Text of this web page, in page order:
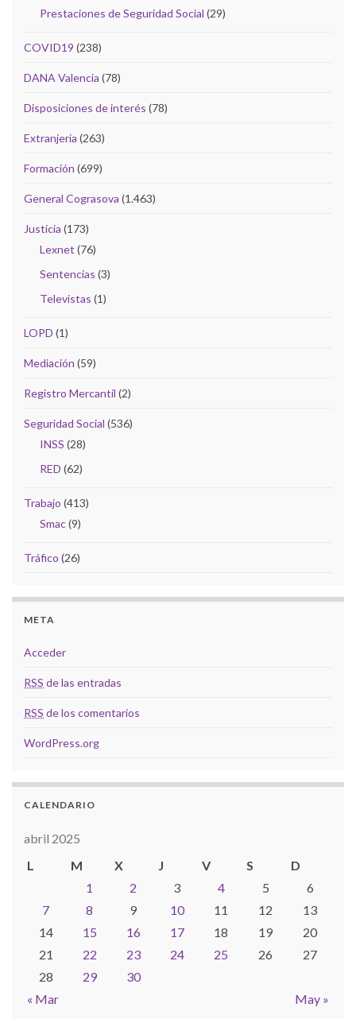
Prestaciones de Seguridad Social (29)
COVID19 (238)
DANA Valencia (78)
Disposiciones de interés (78)
Extranjería (263)
Formación (699)
General Cograsova (1.463)
Justicia (173)
Lexnet (76)
Sentencias (3)
Televistas (1)
LOPD (1)
Mediación (59)
Registro Mercantil (2)
Seguridad Social (536)
INSS (28)
RED (62)
Trabajo (413)
Smac(9)
Tráfico (26)
META
Acceder
RSS de las entradas
RSS de los comentarios
WordPress.org
CALENDARIO
abril 2025
L
M X J V S D
« Mar May »
1 2 3 4 5
6
7
8 9 10 11 12
13
14
15 16 17 18 19
20
21
22 23 24 25 26
27
28
29 30